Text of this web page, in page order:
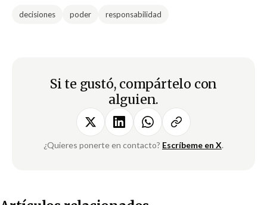
decisiones poder responsabilidad
Si te gustó, compártelo con
alguien.
¿Quieres ponerte en contacto? Escríbeme en X.